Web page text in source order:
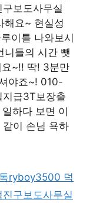
보도사무실
해요~ 현실성
이틀 나와보시
니들의 시간 뺏
~!! 딱! 3분만
야죠~! 010-
급3T보장출
하다 보면 이
이 손님 욕하
ryboy3500 덕
구보도사무실